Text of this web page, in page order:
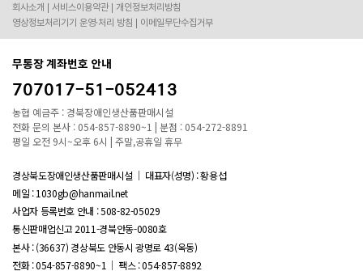
회사소개 서비스이용약관
개인정보처리방침
영상정보처리기기 운영·처리 방침
이메일무단수집거부
무통장 계좌번호 안내
707017-51-052413
농협 예금주 : 경북장애인생산품판매시설
전화 문의 본사 : 054-857-8890~1 | 분점 : 054-272-8891
평일 오전 9시~오후 6시 | 주말,공휴일 휴무
경상북도장애인생산품판매시설
대표자(성명) : 황용섭
메일 : 1030gb@hanmail.net
사업자 등록번호 안내 :508-82-05029
통신판매업신고 2011-경북안동-0080호
본사 : (36637) 경상북도 안동시 광명로 43(옥동)
전화 : 054-857-8890~1
팩스 : 054-857-8892